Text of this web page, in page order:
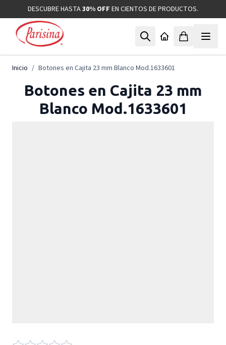
Ir al contenidoDESCUBRE HASTA30% OFF EN CIENTOS DE PRODUCTOS.
Inicio / Botones en Cajita 23 mm Blanco Mod.1633601
Botones en Cajita 23 mm
Blanco Mod.1633601